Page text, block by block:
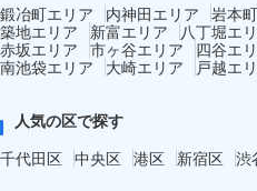
鍛冶町エリア
内神田エリア 岩本
築地エリア
新富エリア 八丁堀エ
赤坂エリア 市ヶ谷エリア 四谷エ
南池袋エリア
大崎エリア 戸越エ
人気の区で探す
千代田区 中央区 港区 新宿区 渋